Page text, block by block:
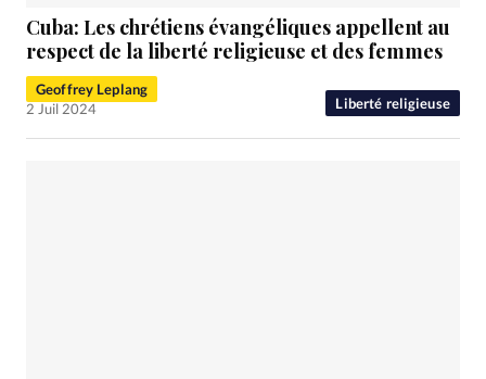
Liberté religieuse
Cuba: Les chrétiens évangéliques appellent au
respect de la liberté religieuse et des femmes
Geoffrey Leplang
2 Juil 2024